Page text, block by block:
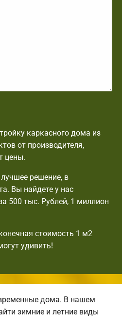
каркасного дома из
от производителя,
цены.
решение, в
Вы найдете у нас
500 тыс. Рублей, 1 миллион
стоимость 1 м2
удивить!
дома. В нашем
зимние и летние виды